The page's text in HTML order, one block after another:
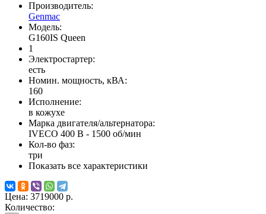
Производитель:
Genmac
Модель:
G160IS Queen
1
Электростартер:
есть
Номин. мощность, кВА:
160
Исполнение:
в кожухе
Марка двигателя/альтернатора:
IVECO 400 В - 1500 об/мин
Кол-во фаз:
три
Показать все характеристики
Цена: 3719000 р.
Количество: